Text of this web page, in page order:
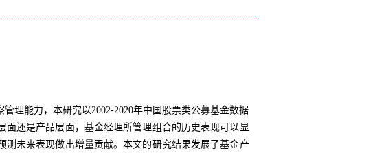
理能力，本研究以2002-2020年中国股票类公募基金数据
还是产品层面，基金经理所管理组合的历史表现可以显
未来表现做出增量贡献。本文的研究结果发展了基金产